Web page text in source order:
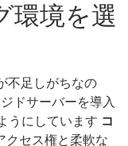
環境を選
不足しがちなの
ドサーバーを導入
うにしています コ
クセス権と柔軟な